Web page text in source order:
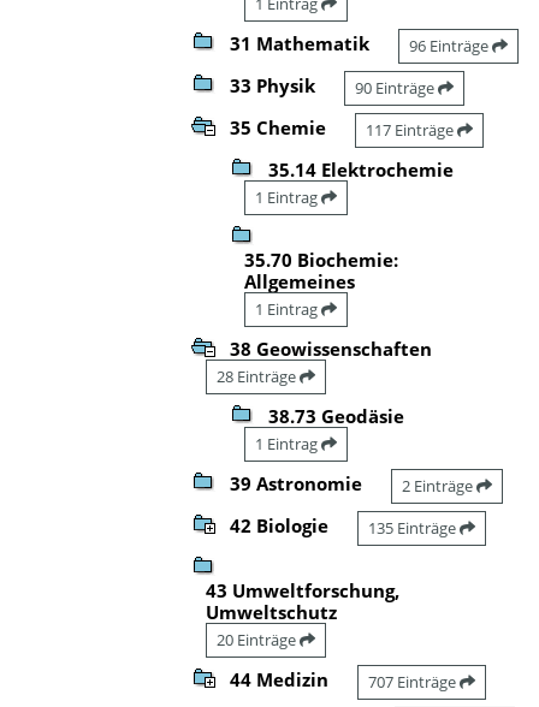
31 Mathematik 96 Einträge
33 Physik 90 Einträge
35 Chemie 117 Einträge
35.14 Elektrochemie
1 Eintrag
35.70 Biochemie:
Allgemeines
1 Eintrag
38 Geowissenschaften
28 Einträge
38.73 Geodäsie
1 Eintrag
39 Astronomie 2 Einträge
42 Biologie 135 Einträge
43 Umweltforschung,
Umweltschutz
20 Einträge
44 Medizin 707 Einträge